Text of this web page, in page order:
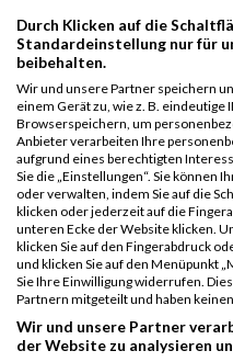
Durch Klicken auf die
Standardeinstellung nur für
beibehalten.
Wir und unsere Partner speichern
einem Gerät zu, wie z. B. eindeutige
Browserspeichern, um
Anbieter verarbeiten Ihre
aufgrund eines berechtigten
Sie die „Einstellungen“. Sie können
oder verwalten, indem Sie auf die
klicken oder jederzeit auf die
unteren Ecke der Website klicken.
klicken Sie auf den Fingerabdruck
und klicken Sie auf den Menüpunkt
Sie Ihre Einwilligung widerrufen.
Partnern mitgeteilt und haben
Wir und unsere Partner
der Website zu analysieren